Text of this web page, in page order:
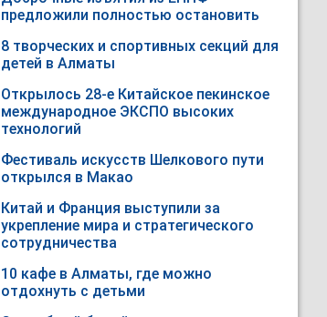
предложили полностью остановить
8 творческих и спортивных секций для
детей в Алматы
Открылось 28-е Китайское пекинское
международное ЭКСПО высоких
технологий
Фестиваль искусств Шелкового пути
открылся в Макао
Китай и Франция выступили за
укрепление мира и стратегического
сотрудничества
10 кафе в Алматы, где можно
отдохнуть с детьми